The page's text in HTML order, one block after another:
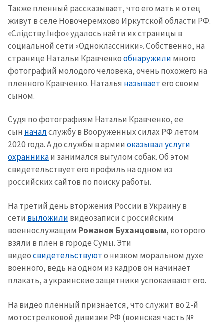
Также пленный рассказывает, что его мать и отец
живут в селе Новочеремхово Иркутской области РФ.
«Слідству.Інфо» удалось найти их страницы в
социальной сети «Одноклассники». Собственно, на
странице Натальи Кравченкообнаружили много
фотографий молодого человека, очень похожего на
пленного Кравченко. Наталья называетего своим
сыном.
Судя по фотографиям Натальи Кравченко, ее
сын началслужбу в Вооруженных силах РФ летом
2020 года. А до службы в армии оказывал услуги
охранникаи занимался выгулом собак. Об этом
свидетельствует его профиль на одном из
российских сайтов по поиску работы.
На третий день вторжения России в Украину в
сети выложили видеозаписи с российским
военнослужащим Романом Буханцовым, которого
взяли в плен в городе Сумы. Эти
видеосвидетельствуюто низком моральном духе
военного, ведь на одном из кадров он начинает
плакать, а украинские защитники успокаивают его.
На видео пленный признается, что служит во 2-й
мотострелковой дивизии РФ (воинская часть №
Заголовок новости
+ Добавить
заголовок
Фотография
+ Загрузить
изображение
Ссылка на медиа
+ Добавить ссылку на
медиа
новости
КОНТАКТНЫЙ ИСТОЧНИК
Анонимный источник
Имя + Моё имя
Электронная почта
+ Мой email
Телефон
+ Личный телефон
Я прочитал(а) и согласен(на)
сполитикой
конфиденциальности
ОТПРАВИТЬ НОВОСТЬ